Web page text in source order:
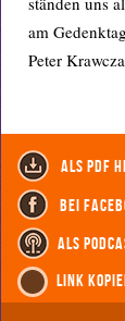
am
Peter
als PDF
bei
als
Link